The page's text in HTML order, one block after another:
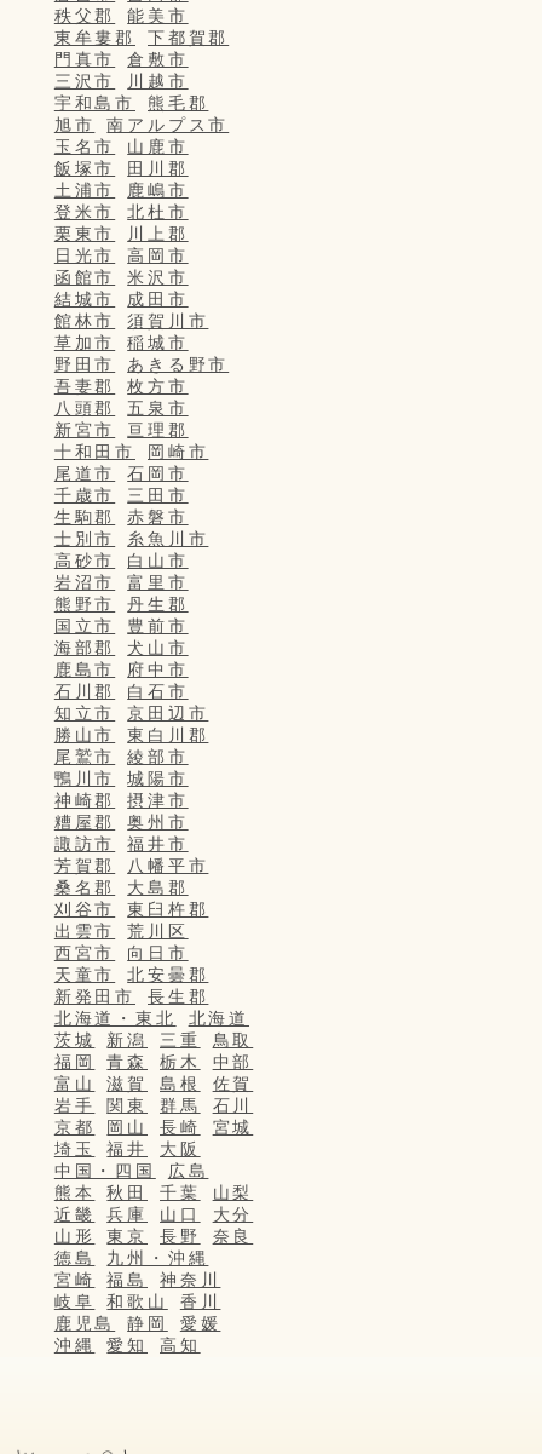
秩父郡
能美市
東牟婁郡
下都賀郡
門真市
倉敷市
三沢市
川越市
宇和島市
熊毛郡
旭市
南アルプス市
玉名市
山鹿市
飯塚市
田川郡
土浦市
鹿嶋市
登米市
北杜市
栗東市
川上郡
日光市
高岡市
函館市
米沢市
結城市
成田市
館林市
須賀川市
草加市
稲城市
野田市
あきる野市
吾妻郡
枚方市
八頭郡
五泉市
新宮市
亘理郡
十和田市
岡崎市
尾道市
石岡市
千歳市
三田市
生駒郡
赤磐市
士別市
糸魚川市
高砂市
白山市
岩沼市
富里市
熊野市
丹生郡
国立市
豊前市
海部郡
犬山市
鹿島市
府中市
石川郡
白石市
知立市
京田辺市
勝山市
東白川郡
尾鷲市
綾部市
鴨川市
城陽市
神崎郡
摂津市
糟屋郡
奥州市
諏訪市
福井市
芳賀郡
八幡平市
桑名郡
大島郡
刈谷市
東臼杵郡
出雲市
荒川区
西宮市
向日市
天童市
北安曇郡
新発田市
長生郡
北海道・東北
北海道
茨城
新潟 三重
鳥取
福岡
青森 栃木
中部
富山
滋賀 島根
佐賀
岩手
関東 群馬
石川
京都
岡山 長崎
宮城
埼玉
福井
大阪
中国・四国
広島
熊本
秋田 千葉
山梨
近畿
兵庫 山口
大分
山形
東京 長野
奈良
徳島
九州・沖縄
宮崎
福島
神奈川
岐阜
和歌山
香川
鹿児島
静岡
愛媛
沖縄
愛知 高知